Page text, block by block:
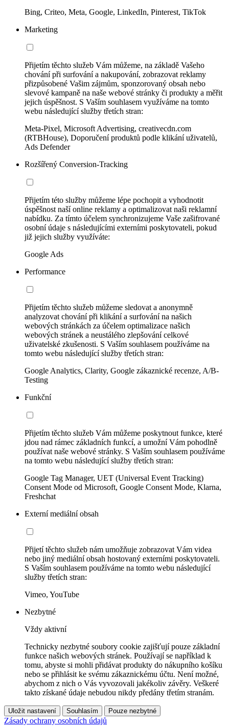
Bing, Criteo, Meta, Google, LinkedIn, Pinterest, TikTok
Marketing
Přijetím těchto služeb Vám můžeme, na základě Vašeho
chování při surfování a nakupování, zobrazovat reklamy
přizpůsobené Vašim zájmům, sponzorovaný obsah nebo
slevové kampaně na naše webové stránky či produkty a měřit
jejich úspěšnost. S Vaším souhlasem využíváme na tomto
webu následující služby třetích stran:
Meta-Pixel, Microsoft Advertising, creativecdn.com
(RTBHouse), Doporučení produktů podle klikání uživatelů,
Ads Defender
Rozšířený Conversion-Tracking
Přijetím této služby můžeme lépe pochopit a vyhodnotit
úspěšnost naší online reklamy a optimalizovat naši reklamní
nabídku. Za tímto účelem synchronizujeme Vaše zašifrované
osobní údaje s následujícími externími poskytovateli, pokud
již jejich služby využíváte:
Google Ads
Performance
Přijetím těchto služeb můžeme sledovat a anonymně
analyzovat chování při klikání a surfování na našich
webových stránkách za účelem optimalizace našich
webových stránek a neustálého zlepšování celkové
uživatelské zkušenosti. S Vaším souhlasem používáme na
tomto webu následující služby třetích stran:
Google Analytics, Clarity, Google zákaznické recenze, A/B-
Testing
Funkční
Přijetím těchto služeb Vám můžeme poskytnout funkce, které
jdou nad rámec základních funkcí, a umožní Vám pohodlně
používat naše webové stránky. S Vaším souhlasem používáme
na tomto webu následující služby třetích stran:
Google Tag Manager, UET (Universal Event Tracking)
Consent Mode od Microsoft, Google Consent Mode, Klarna,
Freshchat
Externí mediální obsah
Přijetí těchto služeb nám umožňuje zobrazovat Vám videa
nebo jiný mediální obsah hostovaný externími poskytovateli.
S Vaším souhlasem používáme na tomto webu následující
služby třetích stran:
Vimeo, YouTube
Nezbytné
Vždy aktivní
Technicky nezbytné soubory cookie zajišťují pouze základní
funkce našich webových stránek. Používají se například k
tomu, abyste si mohli přidávat produkty do nákupního košíku
nebo se přihlásit ke svému zákaznickému účtu. Není možné,
abychom z nich o Vás vyvozovali jakékoliv závěry. Veškeré
takto získané údaje nebudou nikdy předány třetím stranám.
Uložit nastavení Souhlasím Pouze nezbytné
Zásady ochrany osobních údajů